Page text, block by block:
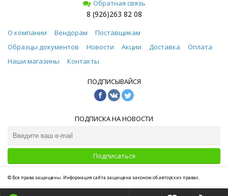
Обратная связь
8 (926)263 82 08
О компании Вендорам
Поставщикам
Образцы документов
Новости Акции Доставка
Оплата
Наши магазины
Контакты
ПОДПИСЫВАЙСЯ
ПОДПИСКА НА НОВОСТИ
Подписаться
© Все права защищены. Информация сайта защищена законом об авторских правах.